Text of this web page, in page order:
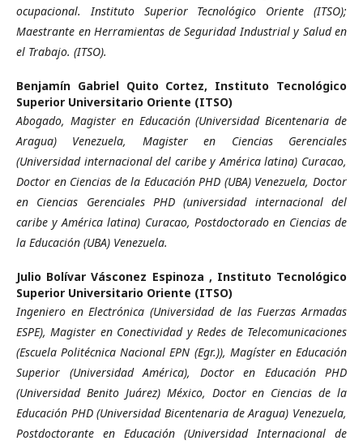
ocupacional. Instituto Superior Tecnológico Oriente (ITSO);
Maestrante en Herramientas de Seguridad Industrial y Salud en
el Trabajo. (ITSO).
Benjamín Gabriel Quito Cortez, Instituto Tecnológico
Superior Universitario Oriente (ITSO)
Abogado, Magister en Educación (Universidad Bicentenaria de
Aragua) Venezuela, Magister en Ciencias Gerenciales
(Universidad internacional del caribe y América latina) Curacao,
Doctor en Ciencias de la Educación PHD (UBA) Venezuela, Doctor
en Ciencias Gerenciales PHD (universidad internacional del
caribe y América latina) Curacao, Postdoctorado en Ciencias de
la Educación (UBA) Venezuela.
Julio Bolívar Vásconez Espinoza , Instituto Tecnológico
Superior Universitario Oriente (ITSO)
Ingeniero en Electrónica (Universidad de las Fuerzas Armadas
ESPE), Magister en Conectividad y Redes de Telecomunicaciones
(Escuela Politécnica Nacional EPN (Egr.)), Magíster en Educación
Superior (Universidad América), Doctor en Educación PHD
(Universidad Benito Juárez) México, Doctor en Ciencias de la
Educación PHD (Universidad Bicentenaria de Aragua) Venezuela,
Postdoctorante en Educación (Universidad Internacional de